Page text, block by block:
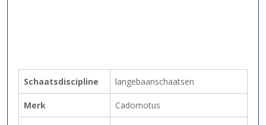
Schaatsdiscipline langebaanschaatsen
Merk Cadomotus